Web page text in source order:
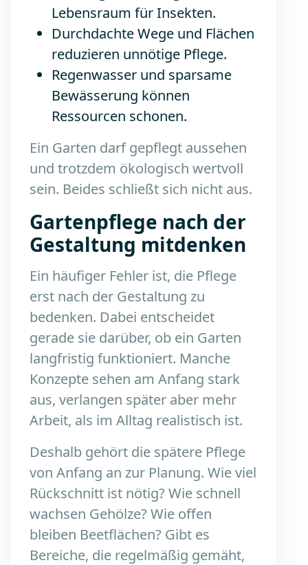
Lebensraum für Insekten.
Durchdachte Wege und Flächen
reduzieren unnötige Pflege.
Regenwasser und sparsame
Bewässerung können
Ressourcen schonen.
Ein Garten darf gepflegt aussehen
und trotzdem ökologisch wertvoll
sein. Beides schließt sich nicht aus.
Gartenpflege nach der
Gestaltung mitdenken
Ein häufiger Fehler ist, die Pflege
erst nach der Gestaltung zu
bedenken. Dabei entscheidet
gerade sie darüber, ob ein Garten
langfristig funktioniert. Manche
Konzepte sehen am Anfang stark
aus, verlangen später aber mehr
Arbeit, als im Alltag realistisch ist.
Deshalb gehört die spätere Pflege
von Anfang an zur Planung. Wie viel
Rückschnitt ist nötig? Wie schnell
wachsen Gehölze? Wie offen
bleiben Beetflächen? Gibt es
Bereiche, die regelmäßig gemäht,